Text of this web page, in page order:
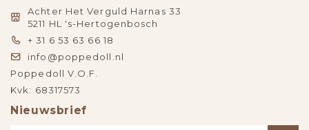
Achter Het Verguld Harnas 33
5211 HL 's-Hertogenbosch
+ 31 6 53 63 66 18
info@poppedoll.nl
Poppedoll V.O.F.
Kvk: 68317573
Nieuwsbrief